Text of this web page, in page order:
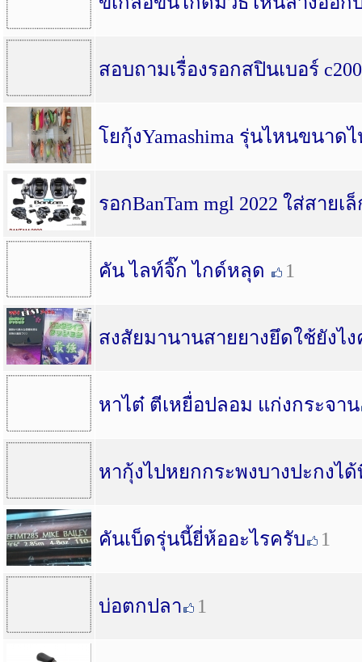
สอบถามเรื่องรอกสปินเบอร์
โยกุ้งYamashima รุ่นไหนขนาด
รอกBanTam mgl 2022 ใส่สาย
คัน ไลท์จิ๊ก ไกด์หลุด 1
สงสัยมานานสายยางยึดใช้ยังไง
หาไต๋ ตีเหยื่อปลอม แก่งกระจาน
หากุ้งไปหยกกระพงบางปะกงไ
คันเบ็ดรุ่นนี้ยี่ห้ออะไรครับ 1
บ่อตกปลา 1